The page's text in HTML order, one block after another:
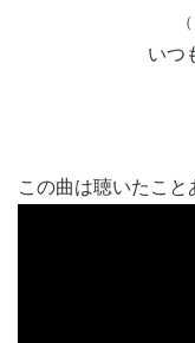
いつ
この曲は聴いたこと